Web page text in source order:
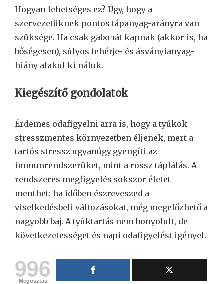
Hogyan lehetséges ez? Úgy, hogy a
szervezetüknek pontos tápanyag-arányra van
szüksége. Ha csak gabonát kapnak (akkor is, ha
bőségesen), súlyos fehérje- és ásványianyag-
hiány alakul ki náluk.
Kiegészítő gondolatok
Érdemes odafigyelni arra is, hogy a tyúkok
stresszmentes környezetben éljenek, mert a
tartós stressz ugyanúgy gyengíti az
immunrendszerüket, mint a rossz táplálás. A
rendszeres megfigyelés sokszor életet
menthet: ha időben észreveszed a
viselkedésbeli változásokat, még megelőzhető a
nagyobb baj. A tyúktartás nem bonyolult, de
következetességet és napi odafigyelést igényel.
996
Megosztás